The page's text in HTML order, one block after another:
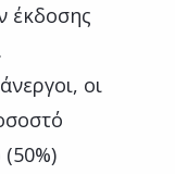
έκδοσης
οι